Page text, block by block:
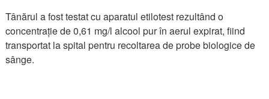
Tânărul a fost testat cu aparatul etilotest rezultând o
concentrație de 0,61 mg/l alcool pur în aerul expirat, fiind
transportat la spital pentru recoltarea de probe biologice de
sânge.